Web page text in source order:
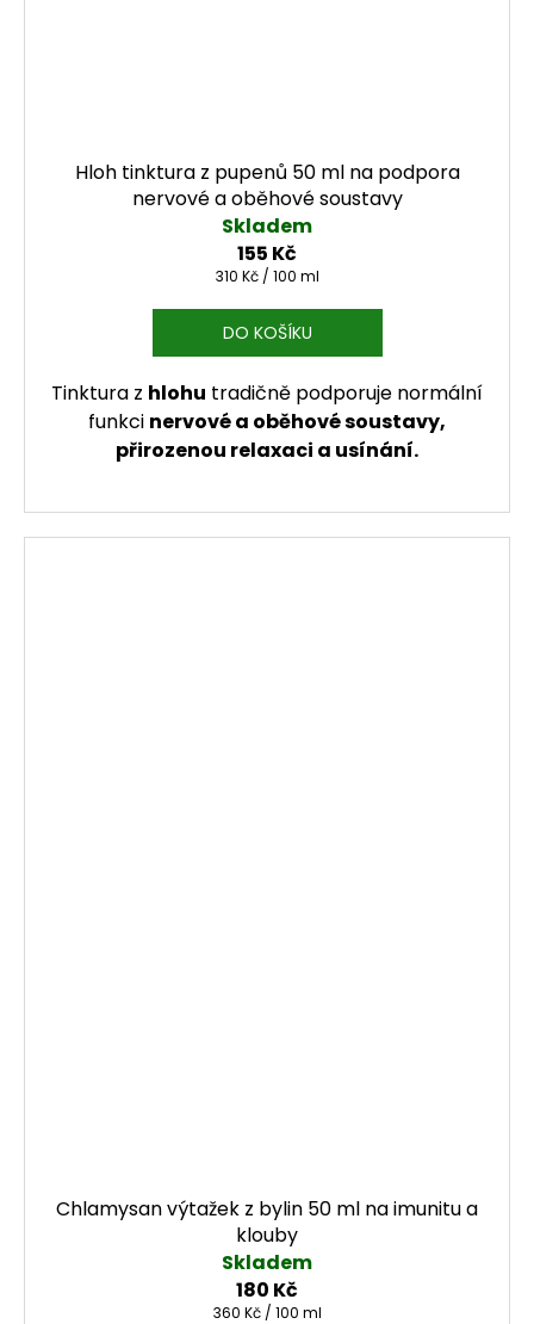
Hloh tinktura z pupenů 50 ml na podpora
nervové a oběhové soustavy
Skladem
155 Kč
Měrná cena:
310 Kč / 100 ml
DO KOŠÍKU
Tinktura z hlohu tradičně podporuje normální
funkci nervové a oběhové soustavy,
přirozenou relaxaci a usínání.
Chlamysan výtažek z bylin 50 ml na imunitu a
klouby
Skladem
180 Kč
Měrná cena:
360 Kč / 100 ml